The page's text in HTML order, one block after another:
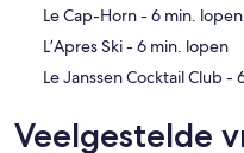
‪Le Cap-Horn - ‬6 min. lopen
‪L’Apres Ski - ‬6 min. lopen
Veelgestelde